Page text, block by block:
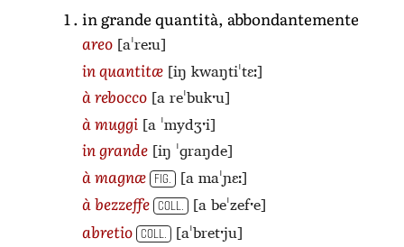
in grande quantità, abbondantemente
areo [aˈreːu]
in quantitæ [iŋ kwaŋtiˈtɛː]
à rebocco [a reˈbukˑu]
à muggi [a ˈmydʒˑi]
in grande [iŋ ˈɡraŋde]
à magnæ FIG. [a maˈɲɛː]
à bezzeffe COLL. [a beˈzefˑe]
abretio COLL. [aˈbretˑju]